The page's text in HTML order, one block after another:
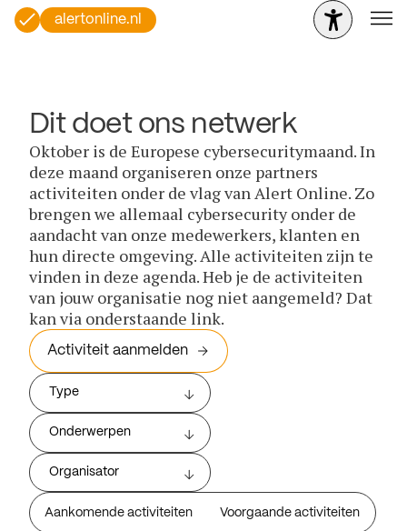
alertonline.nl
Dit doet ons netwerk
Oktober is de Europese cybersecuritymaand. In
deze maand organiseren onze partners
activiteiten onder de vlag van Alert Online. Zo
brengen we allemaal cybersecurity onder de
aandacht van onze medewerkers, klanten en
hun directe omgeving. Alle activiteiten zijn te
vinden in deze agenda. Heb je de activiteiten
van jouw organisatie nog niet aangemeld? Dat
kan via onderstaande link.
Activiteit aanmelden
Type
Onderwerpen
Organisator
Aankomende activiteiten Voorgaande activiteiten